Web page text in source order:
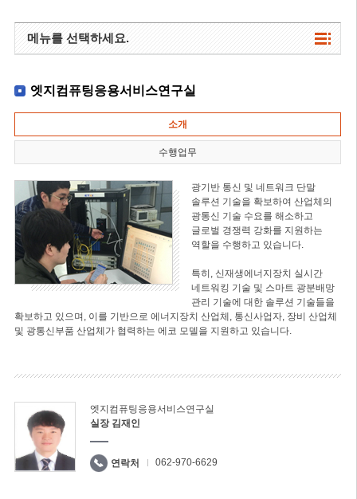
메뉴를 선택하세요.
엣지컴퓨팅응용서비스연구실
소개
수행업무
광기반 통신 및 네트워크 단말
솔루션 기술을 확보하여 산업체의
광통신 기술 수요를 해소하고
글로벌 경쟁력 강화를 지원하는
역할을 수행하고 있습니다.
특히, 신재생에너지장치 실시간
네트워킹 기술 및 스마트 광분배망
관리 기술에 대한 솔루션 기술들을
확보하고 있으며, 이를 기반으로 에너지장치 산업체, 통신사업자, 장비 산업체
및 광통신부품 산업체가 협력하는 에코 모델을 지원하고 있습니다.
엣지컴퓨팅응용서비스연구실
실장 김재인
연락처 062-970-6629